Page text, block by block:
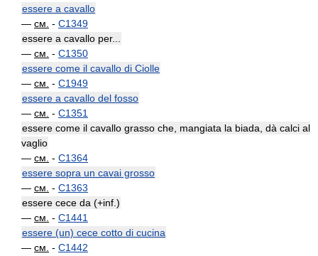
essere a cavallo
— см. - C1349
essere a cavallo per...
— см. - C1350
essere come il cavallo di Ciolle
— см. - C1949
essere a cavallo del fosso
— см. - C1351
essere come il cavallo grasso che, mangiata la biada, dà calci al
vaglio
— см. - C1364
essere sopra un cavai grosso
— см. - C1363
essere cece da (+inf.)
— см. - C1441
essere (un) cece cotto di cucina
— см. - C1442